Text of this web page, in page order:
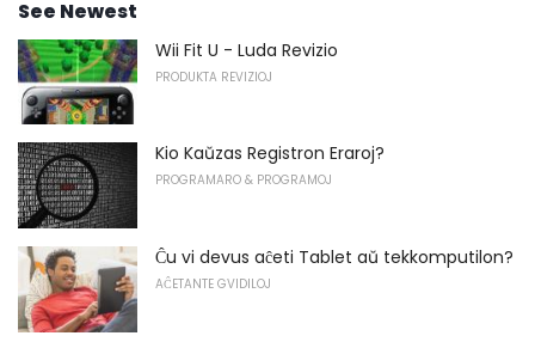
See Newest
Wii Fit U - Luda Revizio
PRODUKTA REVIZIOJ
Kio Kaŭzas Registron Eraroj?
PROGRAMARO & PROGRAMOJ
Ĉu vi devus aĉeti Tablet aŭ tekkomputilon?
AĈETANTE GVIDILOJ